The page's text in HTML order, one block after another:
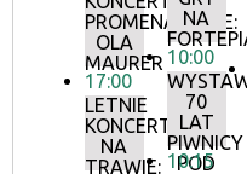
PROMENADOWE:
OLA
MAURER
17:00
LETNIE
KONCERTY
NA
TRAWIE:
NA
10:00
70
LAT
PIWNICY
POD
10:15